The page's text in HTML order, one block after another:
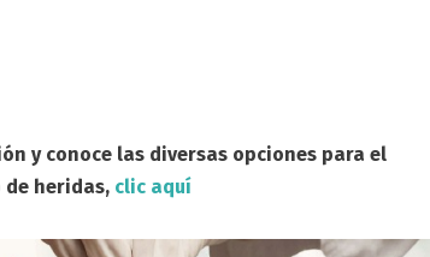
y conoce las diversas opciones para el
heridas, clic aquí